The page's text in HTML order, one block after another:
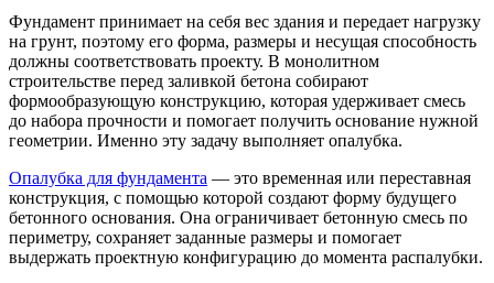
Фундамент принимает на себя вес здания и передает нагрузку
на грунт, поэтому его форма, размеры и несущая способность
должны соответствовать проекту. В монолитном
строительстве перед заливкой бетона собирают
формообразующую конструкцию, которая удерживает смесь
до набора прочности и помогает получить основание нужной
геометрии. Именно эту задачу выполняет опалубка.
Опалубка для фундамента — это временная или переставная
конструкция, с помощью которой создают форму будущего
бетонного основания. Она ограничивает бетонную смесь по
периметру, сохраняет заданные размеры и помогает
выдержать проектную конфигурацию до момента распалубки.